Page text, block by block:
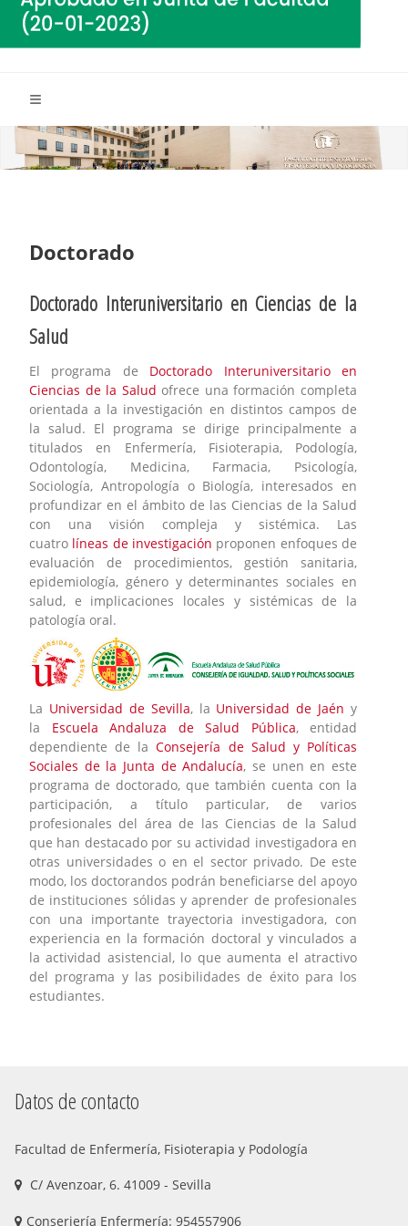
Doctorado
Doctorado Interuniversitario en Ciencias de la
Salud
El programa de
Doctorado Interuniversitario en
Ciencias de la Salud ofrece una formación completa
orientada a la investigación en distintos campos de
la salud. El programa se dirige principalmente a
titulados en Enfermería, Fisioterapia, Podología,
Odontología, Medicina, Farmacia, Psicología,
Sociología, Antropología o Biología, interesados en
profundizar en el ámbito de las Ciencias de la Salud
con una visión compleja y sistémica. Las
cuatro líneas de investigación proponen enfoques de
evaluación de procedimientos, gestión sanitaria,
epidemiología, género y determinantes sociales en
salud, e implicaciones locales y sistémicas de la
patología oral.
La Universidad de Sevilla, la Universidad de Jaén y
la Escuela Andaluza de Salud Pública, entidad
dependiente de laConsejería de Salud y Políticas
Sociales de la Junta de Andalucía, se unen en este
programa de doctorado, que también cuenta con la
participación, a título particular, de varios
profesionales del área de las Ciencias de la Salud
que han destacado por su actividad investigadora en
otras universidades o en el sector privado. De este
modo, los doctorandos podrán beneficiarse del apoyo
de instituciones sólidas y aprender de profesionales
con una importante trayectoria investigadora, con
experiencia en la formación doctoral y vinculados a
la actividad asistencial, lo que aumenta el atractivo
del programa y las posibilidades de éxito para los
estudiantes.
Datos de contacto
Facultad de Enfermería, Fisioterapia y Podología
C/ Avenzoar, 6. 41009 - Sevilla
Conserjería Enfermería: 954557906